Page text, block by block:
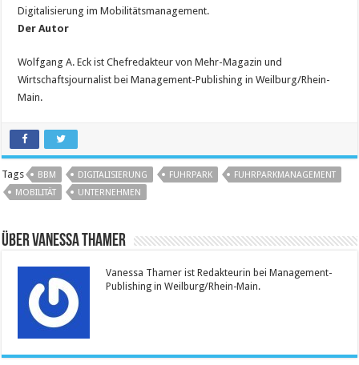
Digitalisierung im Mobilitätsmanagement.
Der Autor
Wolfgang A. Eck ist Chefredakteur von Mehr-Magazin und
Wirtschaftsjournalist bei Management-Publishing in Weilburg/Rhein-
Main.
Tags BBM DIGITALISIERUNG FUHRPARK
FUHRPARKMANAGEMENT
MOBILITÄT
UNTERNEHMEN
Über Vanessa Thamer
Vanessa Thamer ist Redakteurin bei Management-
Publishing in Weilburg/Rhein-Main.